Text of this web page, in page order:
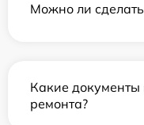
Можно ли
Какие документы
ремонта?